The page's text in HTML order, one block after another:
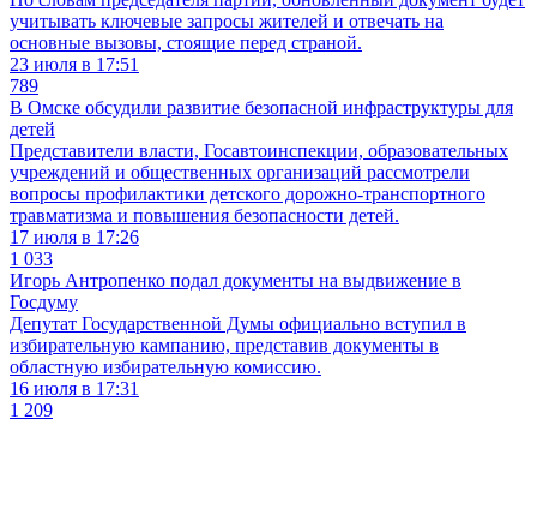
учитывать ключевые запросы жителей и отвечать на
основные вызовы, стоящие перед страной.
23 июля в 17:51
789
В Омске обсудили развитие безопасной инфраструктуры для
детей
Представители власти, Госавтоинспекции, образовательных
учреждений и общественных организаций рассмотрели
вопросы профилактики детского дорожно-транспортного
травматизма и повышения безопасности детей.
17 июля в 17:26
1 033
Игорь Антропенко подал документы на выдвижение в
Госдуму
Депутат Государственной Думы официально вступил в
избирательную кампанию, представив документы в
областную избирательную комиссию.
16 июля в 17:31
1 209